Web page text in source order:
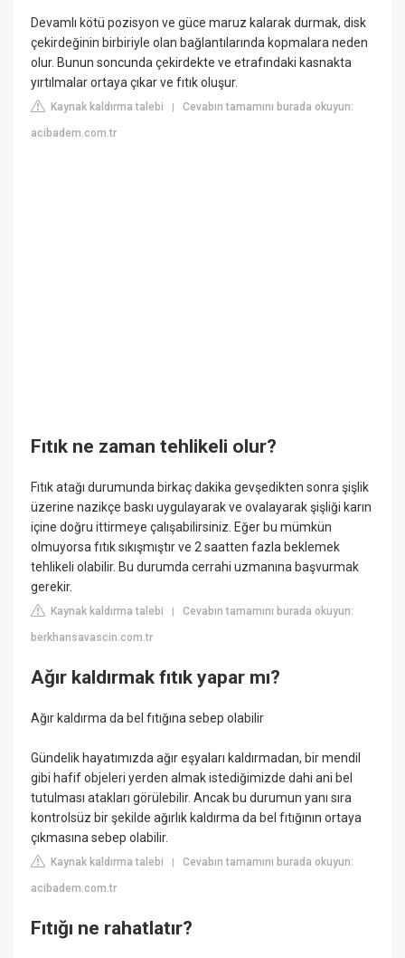
Devamlı kötü pozisyon ve güce maruz kalarak durmak, disk
çekirdeğinin birbiriyle olan bağlantılarında kopmalara neden
olur. Bunun soncunda çekirdekte ve etrafındaki kasnakta
yırtılmalar ortaya çıkar ve fıtık oluşur.
Kaynak kaldırma talebi |Cevabın tamamını burada okuyun:
acibadem.com.tr
Fıtık ne zaman tehlikeli olur?
Fıtık atağı durumunda birkaç dakika gevşedikten sonra şişlik
üzerine nazikçe baskı uygulayarak ve ovalayarak şişliği karın
içine doğru ittirmeye çalışabilirsiniz. Eğer bu mümkün
olmuyorsa fıtık sıkışmıştır ve 2 saatten fazla beklemek
tehlikeli olabilir. Bu durumda cerrahi uzmanına başvurmak
gerekir.
Kaynak kaldırma talebi |Cevabın tamamını burada okuyun:
berkhansavascin.com.tr
Ağır kaldırmak fıtık yapar mı?
Ağır kaldırma da bel fıtığına sebep olabilir
Gündelik hayatımızda ağır eşyaları kaldırmadan, bir mendil
gibi hafif objeleri yerden almak istediğimizde dahi ani bel
tutulması atakları görülebilir. Ancak bu durumun yanı sıra
kontrolsüz bir şekilde ağırlık kaldırma da bel fıtığının ortaya
çıkmasına sebep olabilir.
Kaynak kaldırma talebi |Cevabın tamamını burada okuyun:
acibadem.com.tr
Fıtığı ne rahatlatır?